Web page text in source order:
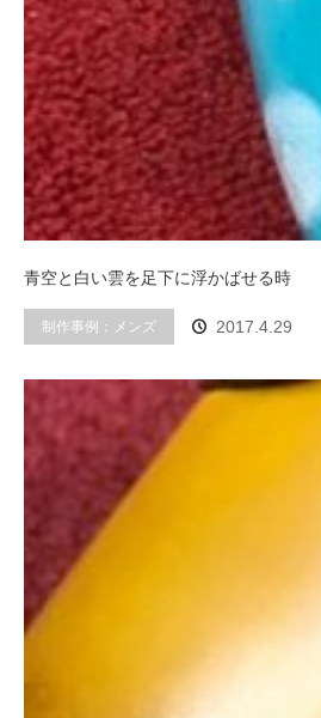
青空と白い雲を足下に浮かばせる時
制作事例：メンズ 2017.4.29